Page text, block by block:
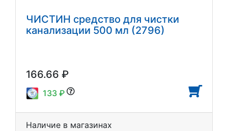
ЧИСТИН средство для чистки
канализации 500 мл (2796)
166.66 ₽
133 ₽
Наличие в магазинах